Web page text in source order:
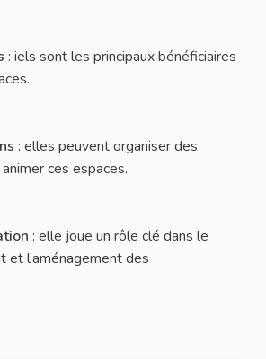
: iels sont les principaux bénéficiaires
: elles peuvent organiser des
ces espaces.
: elle joue un rôle clé dans le
et l’aménagement des